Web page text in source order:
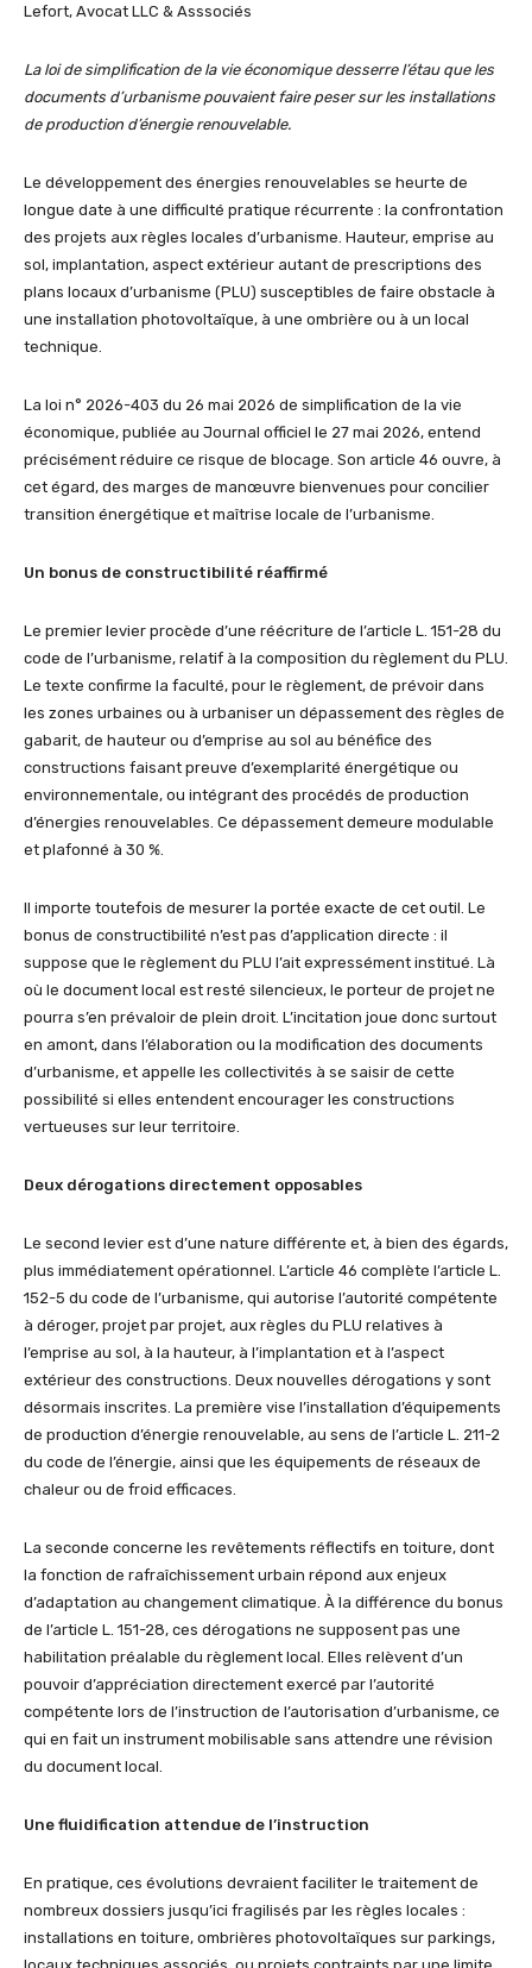
Lefort, Avocat LLC & Asssociés
La loi de simplification de la vie économique desserre l’étau que les
documents d’urbanisme pouvaient faire peser sur les installations
de production d’énergie renouvelable.
Le développement des énergies renouvelables se heurte de
longue date à une difficulté pratique récurrente : la confrontation
des projets aux règles locales d’urbanisme. Hauteur, emprise au
sol, implantation, aspect extérieur autant de prescriptions des
plans locaux d’urbanisme (PLU) susceptibles de faire obstacle à
une installation photovoltaïque, à une ombrière ou à un local
technique.
La loi n° 2026-403 du 26 mai 2026 de simplification de la vie
économique, publiée au Journal officiel le 27 mai 2026, entend
précisément réduire ce risque de blocage. Son article 46 ouvre, à
cet égard, des marges de manœuvre bienvenues pour concilier
transition énergétique et maîtrise locale de l’urbanisme.
Un bonus de constructibilité réaffirmé
Le premier levier procède d’une réécriture de l’article L. 151-28 du
code de l’urbanisme, relatif à la composition du règlement du PLU.
Le texte confirme la faculté, pour le règlement, de prévoir dans
les zones urbaines ou à urbaniser un dépassement des règles de
gabarit, de hauteur ou d’emprise au sol au bénéfice des
constructions faisant preuve d’exemplarité énergétique ou
environnementale, ou intégrant des procédés de production
d’énergies renouvelables. Ce dépassement demeure modulable
et plafonné à 30 %.
Il importe toutefois de mesurer la portée exacte de cet outil. Le
bonus de constructibilité n’est pas d’application directe : il
suppose que le règlement du PLU l’ait expressément institué. Là
où le document local est resté silencieux, le porteur de projet ne
pourra s’en prévaloir de plein droit. L’incitation joue donc surtout
en amont, dans l’élaboration ou la modification des documents
d’urbanisme, et appelle les collectivités à se saisir de cette
possibilité si elles entendent encourager les constructions
vertueuses sur leur territoire.
Deux dérogations directement opposables
Le second levier est d’une nature différente et, à bien des égards,
plus immédiatement opérationnel. L’article 46 complète l’article L.
152-5 du code de l’urbanisme, qui autorise l’autorité compétente
à déroger, projet par projet, aux règles du PLU relatives à
l’emprise au sol, à la hauteur, à l’implantation et à l’aspect
extérieur des constructions. Deux nouvelles dérogations y sont
désormais inscrites. La première vise l’installation d’équipements
de production d’énergie renouvelable, au sens de l’article L. 211-2
du code de l’énergie, ainsi que les équipements de réseaux de
chaleur ou de froid efficaces.
La seconde concerne les revêtements réflectifs en toiture, dont
la fonction de rafraîchissement urbain répond aux enjeux
d’adaptation au changement climatique. À la différence du bonus
de l’article L. 151-28, ces dérogations ne supposent pas une
habilitation préalable du règlement local. Elles relèvent d’un
pouvoir d’appréciation directement exercé par l’autorité
compétente lors de l’instruction de l’autorisation d’urbanisme, ce
qui en fait un instrument mobilisable sans attendre une révision
du document local.
Une fluidification attendue de l’instruction
En pratique, ces évolutions devraient faciliter le traitement de
nombreux dossiers jusqu’ici fragilisés par les règles locales :
installations en toiture, ombrières photovoltaïques sur parkings,
locaux techniques associés, ou projets contraints par une limite